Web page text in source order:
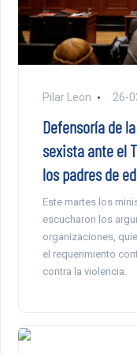
Pilar Leon 26-
Defensoría de
sexista ante el
los padres de
Este martes los
escucharon los
organizaciones,
el requerimiento
contra la violencia.